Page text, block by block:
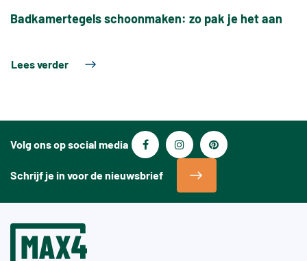
Badkamertegels schoonmaken: zo pak je het aan
Lees verder
Volg ons op social media
Schrijf je in voor de nieuwsbrief